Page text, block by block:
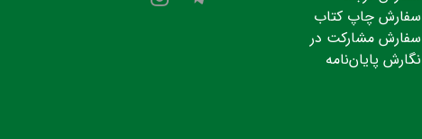
سفارش چاپ کتاب
سفارش مشارکت در
نگارش پایان‌نامه